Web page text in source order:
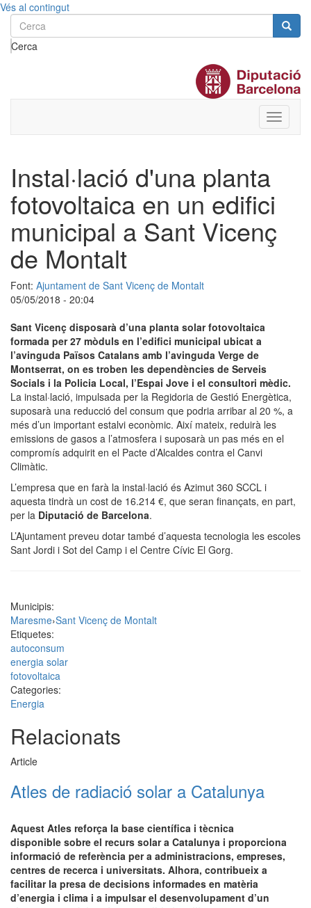
Vés al contingut
Cerca
Toggle
menu
Instal·lació d'una planta
fotovoltaica en un edifici
municipal a Sant Vicenç
de Montalt
Font: Ajuntament de Sant Vicenç de Montalt
05/05/2018 - 20:04
Sant Vicenç disposarà d’una planta solar fotovoltaica
formada per 27 mòduls en l’edifici municipal ubicat a
l’avinguda Països Catalans amb l’avinguda Verge de
Montserrat, on es troben les dependències de Serveis
Socials i la Policia Local, l’Espai Jove i el consultori mèdic.
La instal·lació, impulsada per la Regidoria de Gestió Energètica,
suposarà una reducció del consum que podria arribar al 20 %, a
més d’un important estalvi econòmic. Així mateix, reduirà les
emissions de gasos a l’atmosfera i suposarà un pas més en el
compromís adquirit en el Pacte d’Alcaldes contra el Canvi
Climàtic.
L’empresa que en farà la instal·lació és Azimut 360 SCCL i
aquesta tindrà un cost de 16.214 €, que seran finançats, en part,
per la Diputació de Barcelona.
L’Ajuntament preveu dotar també d’aquesta tecnologia les escoles
Sant Jordi i Sot del Camp i el Centre Cívic El Gorg.
Municipis:
Maresme›Sant Vicenç de Montalt
Etiquetes:
autoconsum
energia solar
fotovoltaica
Categories:
Energia
Relacionats
Article
Atles de radiació solar a Catalunya
Aquest Atles reforça la base científica i tècnica
disponible sobre el recurs solar a Catalunya i proporciona
informació de referència per a administracions, empreses,
centres de recerca i universitats. Alhora, contribueix a
facilitar la presa de decisions informades en matèria
d’energia i clima i a impulsar el desenvolupament d’un